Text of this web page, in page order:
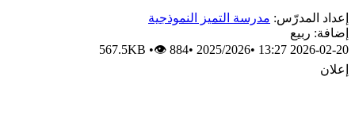
إعداد المدرّس: مدرسة التميز النموذجية
إضافة: ربيع
2026-02-20 13:27
•
2025/2026
•
567.5KB •👁 884
إعلان